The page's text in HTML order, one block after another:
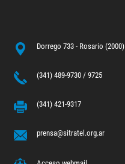
Dorrego 733 - Rosario (2000)
(341) 489-9730 / 9725
(341) 421-9317
prensa@sitratel.org.ar